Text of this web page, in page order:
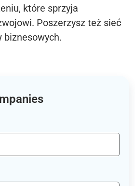
które sprzyja
Poszerzysz też sieć
biznesowych.